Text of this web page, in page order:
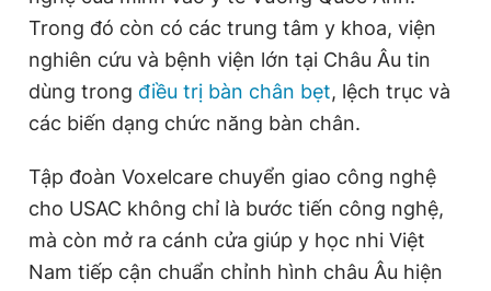
Trong đó còn có các trung tâm y khoa, viện
nghiên cứu và bệnh viện lớn tại Châu Âu tin
dùng trong điều trị bàn chân bẹt, lệch trục và
các biến dạng chức năng bàn chân.
Tập đoàn Voxelcare chuyển giao công nghệ
cho USAC không chỉ là bước tiến công nghệ,
mà còn mở ra cánh cửa giúp y học nhi Việt
Nam tiếp cận chuẩn chỉnh hình châu Âu hiện